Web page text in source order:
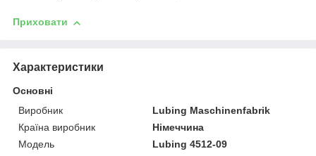
Приховати
Характеристики
Основні
Виробник
Lubing Maschinenfabrik
Країна виробник
Німеччина
Модель
Lubing 4512-09